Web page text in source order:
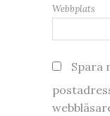
Webbplats
Spara